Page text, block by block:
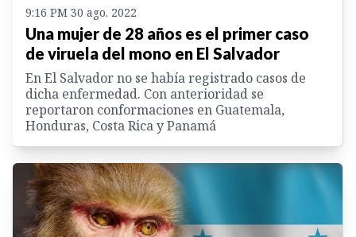
9:16 PM 30 ago. 2022
Una mujer de 28 años es el primer caso
de viruela del mono en El Salvador
En El Salvador no se había registrado casos de
dicha enfermedad. Con anterioridad se
reportaron conformaciones en Guatemala,
Honduras, Costa Rica y Panamá